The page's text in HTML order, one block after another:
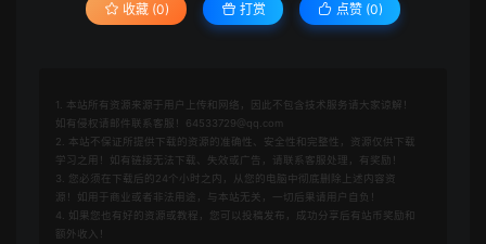
收藏 (0) 打赏 点赞 (0)
1. 本站所有资源来源于用户上传和网络，因此不包含技术服务请大家谅解！
如有侵权请邮件联系客服！64533729@qq.com
2. 本站不保证所提供下载的资源的准确性、安全性和完整性，资源仅供下载
学习之用！如有链接无法下载、失效或广告，请联系客服处理，有奖励！
3. 您必须在下载后的24个小时之内，从您的电脑中彻底删除上述内容资
源！如用于商业或者非法用途，与本站无关，一切后果请用户自负！
4. 如果您也有好的资源或教程，您可以投稿发布，成功分享后有站币奖励和
额外收入！